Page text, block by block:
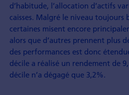
d’habitude, l’allocation d’actifs
caisses. Malgré le niveau toujours
certaines misent encore
alors que d’autres prennent plus
des performances est donc
décile a réalisé un rendement de
décile n’a dégagé que 3,2%.